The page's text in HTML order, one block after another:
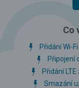
Co
Přidání Wi-
Připojení
Přidání
Smazání